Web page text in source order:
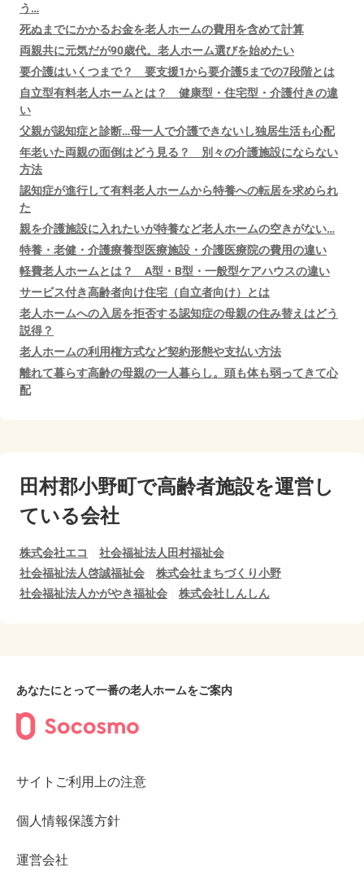
う…
死ぬまでにかかるお金を老人ホームの費用を含めて計算
両親共に元気だが90歳代。老人ホーム選びを始めたい
要介護はいくつまで？ 要支援1から要介護5までの7段階とは
自立型有料老人ホームとは？ 健康型・住宅型・介護付きの違
い
父親が認知症と診断…母一人で介護できないし独居生活も心配
年老いた両親の面倒はどう見る？ 別々の介護施設にならない
方法
認知症が進行して有料老人ホームから特養への転居を求められ
た
親を介護施設に入れたいが特養など老人ホームの空きがない…
特養・老健・介護療養型医療施設・介護医療院の費用の違い
軽費老人ホームとは？ A型・B型・一般型ケアハウスの違い
サービス付き高齢者向け住宅（自立者向け）とは
老人ホームへの入居を拒否する認知症の母親の住み替えはどう
説得？
老人ホームの利用権方式など契約形態や支払い方法
離れて暮らす高齢の母親の一人暮らし。頭も体も弱ってきて心
配
田村郡小野町で高齢者施設を運営し
ている会社
株式会社エコ
社会福祉法人田村福祉会
社会福祉法人啓誠福祉会
株式会社まちづくり小野
社会福祉法人かがやき福祉会
株式会社しんしん
あなたにとって一番の老人ホームをご案内
サイトご利用上の注意
個人情報保護方針
運営会社